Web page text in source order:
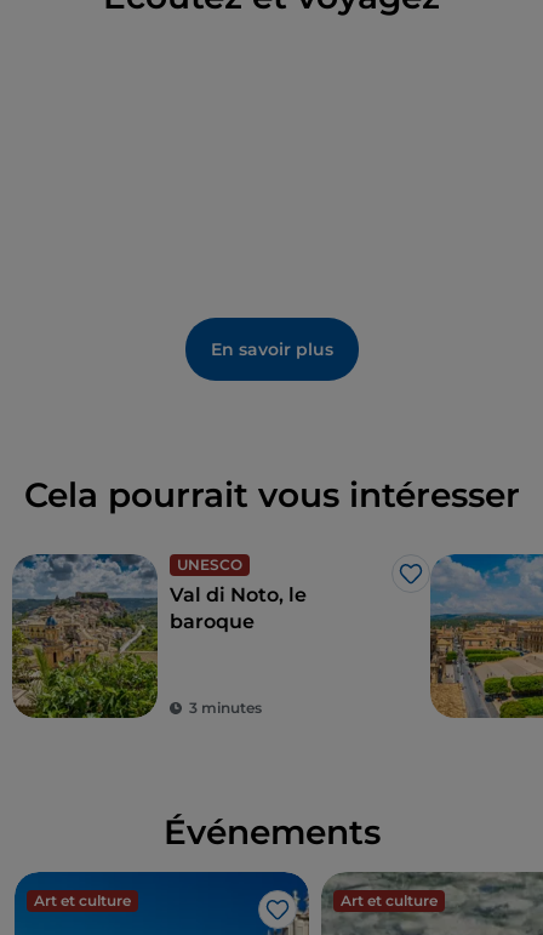
En savoir plus
Cela pourrait vous intéresser
UNESCO
J’aime
Val di Noto, le
baroque
3 minutes
Événements
Art et culture
J’aime
Art et culture